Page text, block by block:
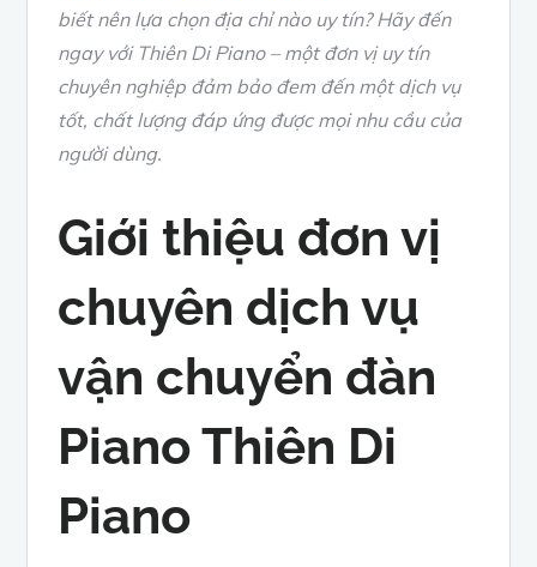
biết nên lựa chọn địa chỉ nào uy tín? Hãy đến
ngay với Thiên Di Piano – một đơn vị uy tín
chuyên nghiệp đảm bảo đem đến một dịch vụ
tốt, chất lượng đáp ứng được mọi nhu cầu của
người dùng.
Giới thiệu đơn vị
chuyên dịch vụ
vận chuyển đàn
Piano Thiên Di
Piano